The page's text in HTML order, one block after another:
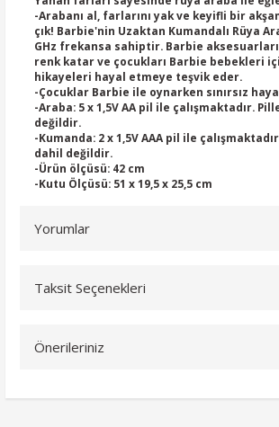
-Arabanı al, farlarını yak ve keyifli bir
çık! Barbie'nin Uzaktan Kumandalı Rüya
GHz frekansa sahiptir. Barbie
renk katar ve çocukları Barbie bebekleri
hikayeleri hayal etmeye teşvik eder.
-Çocuklar Barbie ile oynarken sınırsız
-Araba: 5 x 1,5V AA pil ile çalışmaktadır.
değildir.
-Kumanda: 2 x 1,5V AAA pil ile
dahil değildir.
-Ürün ölçüsü: 42 cm
-Kutu Ölçüsü: 51 x 19,5 x 25,5 cm
Yorumlar
Taksit Seçenekleri
Önerileriniz